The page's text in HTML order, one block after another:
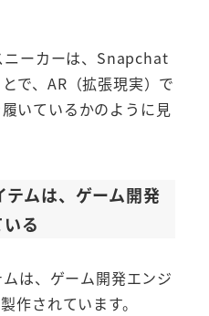
ニーカーは、Snapchat
で、AR（拡張現実）で
いているかのように見
ムは、ゲーム開発
る
は、ゲーム開発エンジ
作されています。